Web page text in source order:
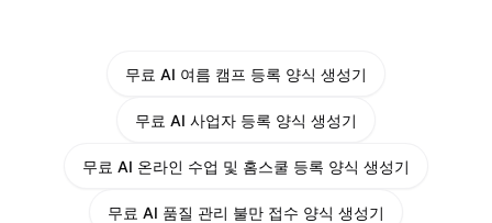
무료 AI 여름 캠프 등록 양식 생성기
무료 AI 사업자 등록 양식 생성기
무료 AI 온라인 수업 및 홈스쿨 등록 양식 생성기
무료 AI 품질 관리 불만 접수 양식 생성기